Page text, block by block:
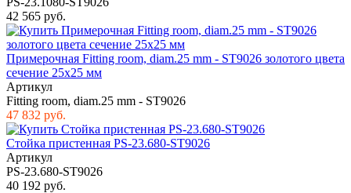
42 565 руб.
Примерочная Fitting room, diam.25 mm - ST9026 золотого цвета
сечение 25х25 мм
Артикул
Fitting room, diam.25 mm - ST9026
47 832 руб.
Стойка пристенная PS-23.680-ST9026
Артикул
PS-23.680-ST9026
40 192 руб.